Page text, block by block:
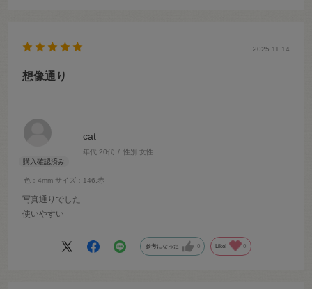
cat
年代:20代 性別:女性
色：4mm サイズ：146.赤
2025.11.14
想像通り
写真通りでした
使いやすい
参考になった 0 Like! 0